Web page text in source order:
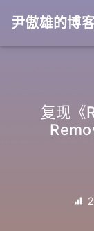
尹傲雄的博
复现《